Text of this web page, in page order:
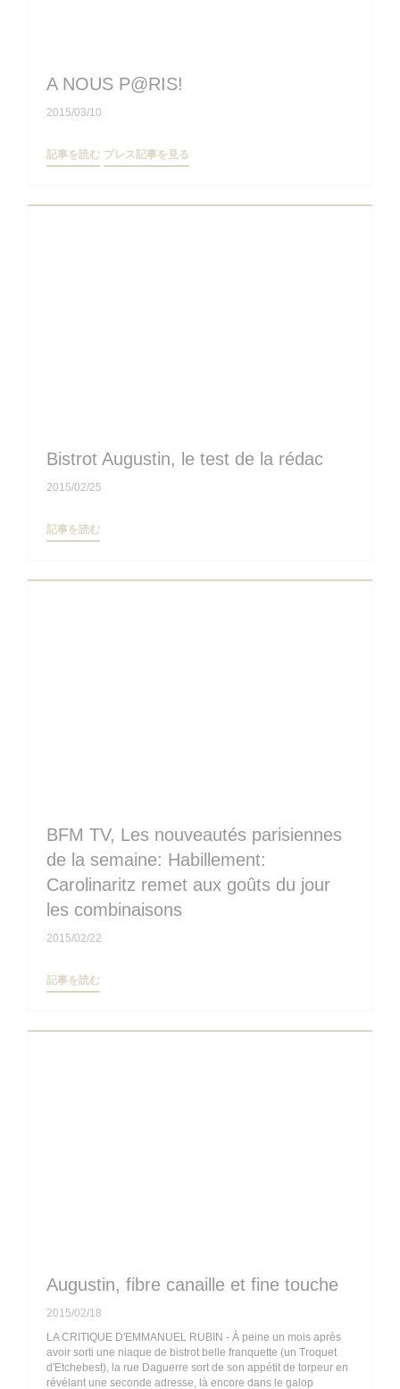
A NOUS P@RIS!
2015/03/10
記事を読む((新しいウィンドウで開きます))
プレス記事を見る
Bistrot Augustin, le test de la rédac
2015/02/25
記事を読む((新しいウィンドウで開きます))
BFM TV, Les nouveautés parisiennes
de la semaine: Habillement:
Carolinaritz remet aux goûts du jour
les combinaisons
2015/02/22
記事を読む((新しいウィンドウで開きます))
Augustin, fibre canaille et fine touche
2015/02/18
LA CRITIQUE D'EMMANUEL RUBIN - À peine un mois après
avoir sorti une niaque de bistrot belle franquette (un Troquet
d'Etchebest), la rue Daguerre sort de son appétit de torpeur en
révélant une seconde adresse, là encore dans le galop